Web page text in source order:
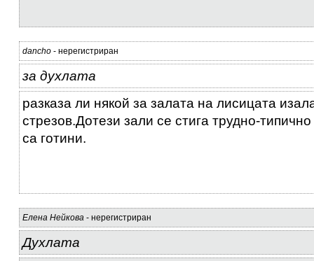
dancho - нерегистриран
за духлата
разказа ли някой за залата на лисицата
стрезов.Дотези зали се стига трудно-
са готини.
Елена Нейкова - нерегистриран
Духлата